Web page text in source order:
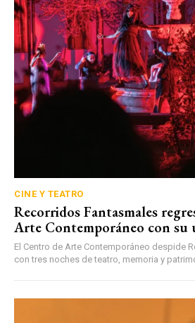
CINE Y TEATRO
Recorridos Fantasmales
Arte Contemporáneo con su
El Centro de Arte Contemporáneo despide
con tres noches de teatro, memoria y